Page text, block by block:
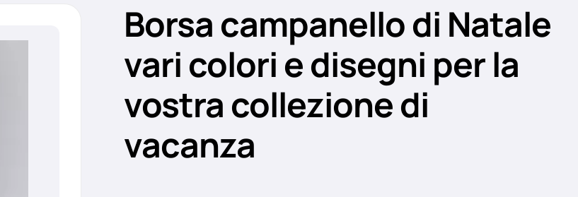
Borsa campanello di Natale
vari colori e disegni per la
vostra collezione di
vacanza